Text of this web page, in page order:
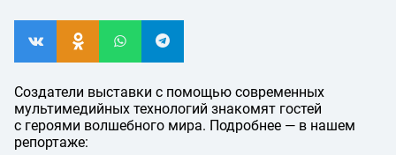
Создатели выставки с помощью современных
мультимедийных технологий знакомят гостей
с героями волшебного мира. Подробнее — в нашем
репортаже: